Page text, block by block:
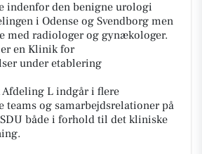
indenfor den benigne urologi
i Odense og Svendborg men
med radiologer og gynækologer.
en Klinik for
under etablering
L indgår i flere
og samarbejdsrelationer på
både i forhold til det kliniske